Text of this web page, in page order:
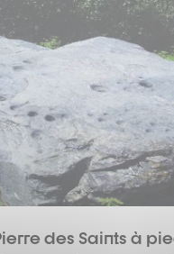
des Saints à